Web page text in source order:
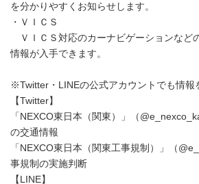
を分かりやすくお知らせします。
・ＶＩＣＳ
ＶＩＣＳ対応のカーナビゲーションなど
情報が入手できます。
※Twitter・LINEの公式アカウントでも情報
【Twitter】
「NEXCO東日本（関東）」（
の交通情報
「NEXCO東日本（関東工事規制）」（
事規制の実施判断
【LINE】